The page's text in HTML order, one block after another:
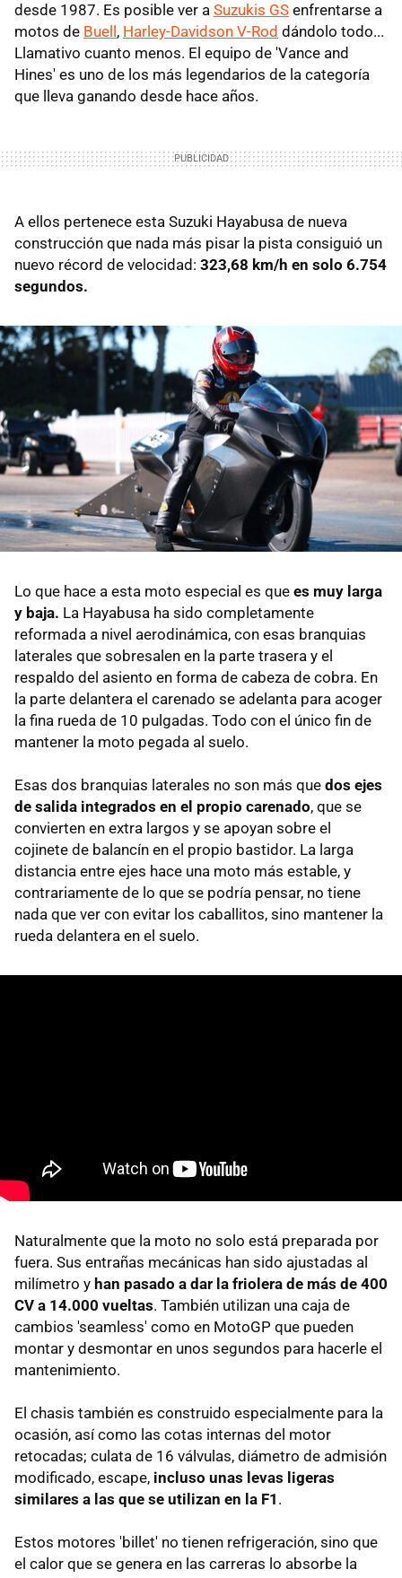
desde 1987. Es posible ver a Suzukis GS enfrentarse a
motos de Buell , Harley-Davidson V-Rod dándolo todo...
Llamativo cuanto menos. El equipo de 'Vance and
Hines' es uno de los más legendarios de la categoría
que lleva ganando desde hace años.
A ellos pertenece esta Suzuki Hayabusa de nueva
construcción que nada más pisar la pista consiguió un
nuevo récord de velocidad: 323,68 km/h en solo 6.754
segundos.
Lo que hace a esta moto especial es que es muy larga
y baja. La Hayabusa ha sido completamente
reformada a nivel aerodinámica, con esas branquias
laterales que sobresalen en la parte trasera y el
respaldo del asiento en forma de cabeza de cobra. En
la parte delantera el carenado se adelanta para acoger
la fina rueda de 10 pulgadas. Todo con el único fin de
mantener la moto pegada al suelo.
Esas dos branquias laterales no son más que dos ejes
de salida integrados en el propio carenado, que se
convierten en extra largos y se apoyan sobre el
cojinete de balancín en el propio bastidor. La larga
distancia entre ejes hace una moto más estable, y
contrariamente de lo que se podría pensar, no tiene
nada que ver con evitar los caballitos, sino mantener la
rueda delantera en el suelo.
Naturalmente que la moto no solo está preparada por
fuera. Sus entrañas mecánicas han sido ajustadas al
milímetro y han pasado a dar la friolera de más de 400
CV a 14.000 vueltas. También utilizan una caja de
cambios 'seamless' como en MotoGP que pueden
montar y desmontar en unos segundos para hacerle el
mantenimiento.
El chasis también es construido especialmente para la
ocasión, así como las cotas internas del motor
retocadas; culata de 16 válvulas, diámetro de admisión
modificado, escape, incluso unas levas ligeras
similares a las que se utilizan en la F1 .
Estos motores 'billet' no tienen refrigeración, sino que
el calor que se genera en las carreras lo absorbe la